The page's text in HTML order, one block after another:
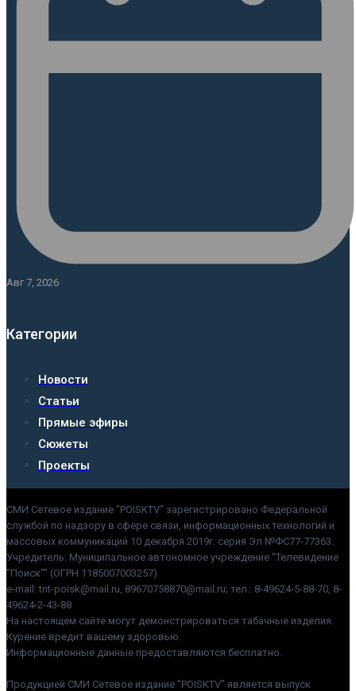
Авг 7, 2026
Категории
Новости
Статьи
Прямые эфиры
Сюжеты
Проекты
СМИ Сетевое издание "POISKTV" зарегистрировано Федеральной
службой по надзору в сфере связи, информационных технологий и
массовых коммуникаций 10 декабря 2019г. серия Эл №ФС77-77363.
Учредитель: Муниципальное автономное учреждение "Телевидение
"Поиск"" (ОГРН 1185007003257)
e-mail: tnt-poisk@mail.ru, 89670758870@mail.ru; тел.: 8-49624-5-88-70, 8-
49624-2-43-88
На настоящем сайте могут демонстрироваться табачные изделия.
Курение вредит вашему здоровью.
Информационные данные предоставляются бесплатно.
Продукцией СМИ Сетевое издание "POISKTV" является выпуск